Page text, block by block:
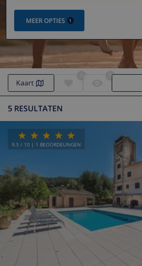
MEER OPTIES 1
5 RESULTATEN
Kaart
9.5 / 10 | 1 BEOORDELINGEN